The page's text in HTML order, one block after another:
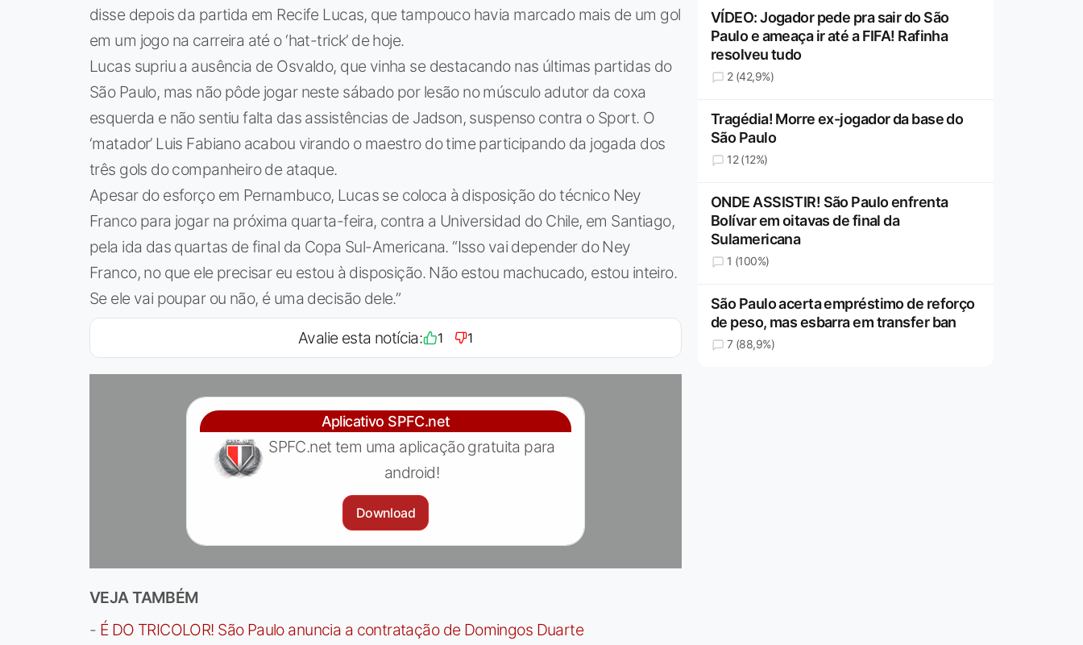
disse depois da partida em Recife Lucas, que tampouco havia marcado mais de um gol
em um jogo na carreira até o ‘hat-trick’ de hoje.
Lucas supriu a ausência de Osvaldo, que vinha se destacando nas últimas partidas do
São Paulo, mas não pôde jogar neste sábado por lesão no músculo adutor da coxa
esquerda e não sentiu falta das assistências de Jadson, suspenso contra o Sport. O
‘matador’ Luis Fabiano acabou virando o maestro do time participando da jogada dos
três gols do companheiro de ataque.
Apesar do esforço em Pernambuco, Lucas se coloca à disposição do técnico Ney
Franco para jogar na próxima quarta-feira, contra a Universidad do Chile, em Santiago,
pela ida das quartas de final da Copa Sul-Americana. “Isso vai depender do Ney
Franco, no que ele precisar eu estou à disposição. Não estou machucado, estou inteiro.
Se ele vai poupar ou não, é uma decisão dele.”
Avalie esta notícia: 1 1
Aplicativo SPFC.net
SPFC.net tem uma aplicação gratuita para
android!
Download
VEJA TAMBÉM
- É DO TRICOLOR! São Paulo anuncia a contratação de Domingos Duarte
VÍDEO: Jogador pede pra sair do São
Paulo e ameaça ir até a FIFA! Rafinha
resolveu tudo
2 (42,9%)
Tragédia! Morre ex-jogador da base do
São Paulo
12 (12%)
ONDE ASSISTIR! São Paulo enfrenta
Bolívar em oitavas de final da
Sulamericana
1 (100%)
São Paulo acerta empréstimo de reforço
de peso, mas esbarra em transfer ban
7 (88,9%)